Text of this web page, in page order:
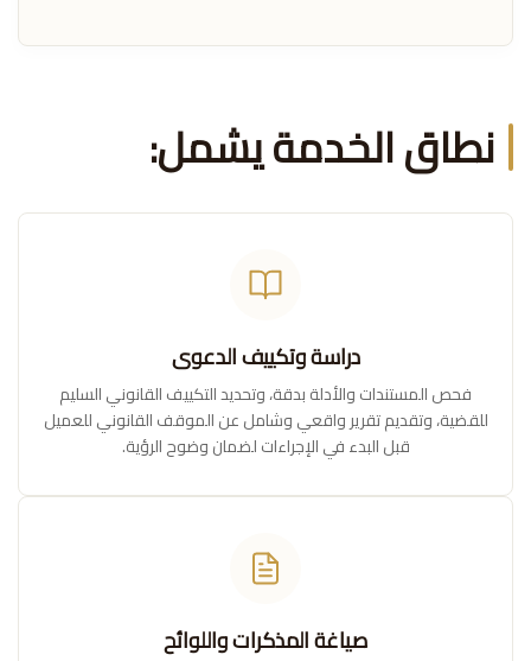
نطاق الخدمة يشمل:
دراسة وتكييف الدعوى
فحص المستندات والأدلة بدقة، وتحديد التكييف القانوني السليم
للقضية، وتقديم تقرير واقعي وشامل عن الموقف القانوني للعميل
قبل البدء في الإجراءات لضمان وضوح الرؤية.
صياغة المذكرات واللوائح